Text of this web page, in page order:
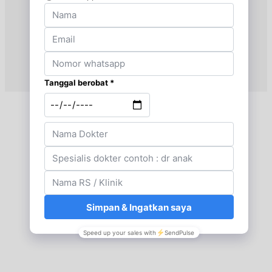
Kamis, 20/08/2026
Jam 08:00 - 10:00
Jumat, 21/08/2026
Jam 13:00 - 14:00
Jumat, 21/08/2026
Jam 14:00 - 17:00
Senin, 24/08/2026
Jam 13:00 - 14:00
Senin, 24/08/2026
Jam 14:00 - 17:00